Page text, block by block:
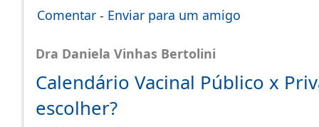
Comentar - Enviar para um amigo
Dra Daniela Vinhas Bertolini
Calendário Vacinal Público x
escolher?